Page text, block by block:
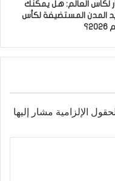
لكأس العالم: هل يمكنك
المدن المستضيفة لكأس
الإلزامية مشار إليها